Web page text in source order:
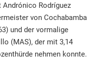
Rodríguez
von Cochabamba
und der vormalige
(MAS), der mit 3,14
nehmen konnte.